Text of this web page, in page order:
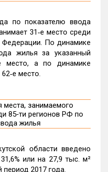
по показателю ввода
31‑е место среди
Федерации. По динамике
жилья за указанный
место, а по динамике
место.
области введено
или на 27,9 тыс. м²
2017 года.